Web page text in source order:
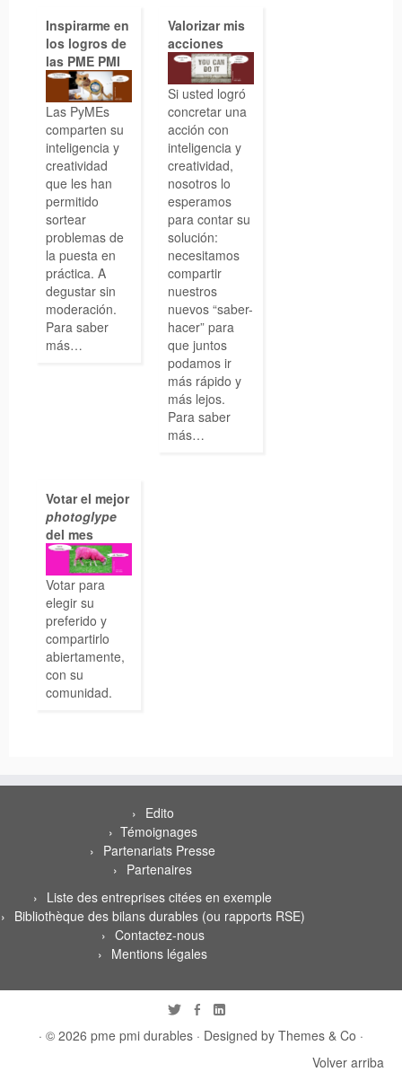
Inspirarme en
los logros de
las PME PMI
Las PyMEs
comparten su
inteligencia y
creatividad
que les han
permitido
sortear
problemas de
la puesta en
práctica. A
degustar sin
moderación.
Para saber
más…
Valorizar mis
acciones
Si usted logró
concretar una
acción con
inteligencia y
creatividad,
nosotros lo
esperamos
para contar su
solución:
necesitamos
compartir
nuestros
nuevos “saber-
hacer” para
que juntos
podamos ir
más rápido y
más lejos.
Para saber
más…
Votar el mejor
photoglype
del mes
Votar para
elegir su
preferido y
compartirlo
abiertamente,
con su
comunidad.
Edito
Témoignages
Partenariats Presse
Partenaires
Liste des entreprises citées en exemple
Bibliothèque des bilans durables (ou rapports RSE)
Contactez-nous
Mentions légales
· © 2026 pme pmi durables · Designed by Themes & Co ·
Volver arriba